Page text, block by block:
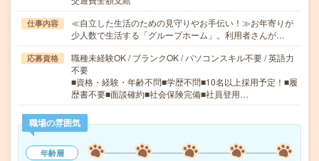
仕事内容
≪自立した生活のための見守りやお手伝い！≫お年寄りが
少人数で生活する「グループホーム」。利用者さんが…
応募資格
職種未経験OK / ブランクOK / パソコンスキル不要 / 英語力
不要
■資格・経験・年齢不問■学歴不問■10名以上採用予定！■履
歴書不要■面談確約■社会保険完備■社員登用…
職場の雰囲気
年齢層